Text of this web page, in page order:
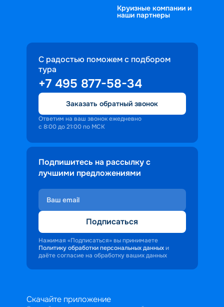
Круизные компании и
наши партнеры
С радостью поможем с подбором
тура
+7 495 877-58-34
Заказать обратный звонок
Ответим на ваш звонок ежедневно
с 8:00 до 21:00 по МСК
Подпишитесь на рассылку с
лучшими предложениями
Подписаться
Нажимая «Подписаться» вы принимаете
Политику обработки персональных данных и
даёте согласие на обработку ваших данных
Скачайте приложение